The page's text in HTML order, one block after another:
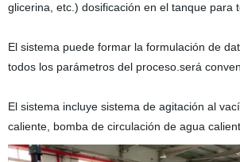
glicerina, etc.) dosificación en el tanque para
El sistema puede formar la formulación de
todos los parámetros del proceso.será
El sistema incluye sistema de agitación al
caliente, bomba de circulación de agua